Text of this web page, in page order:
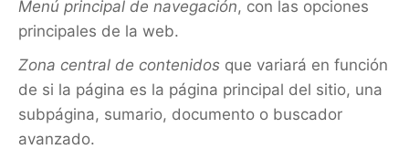
Menú principal de navegación, con las opciones
principales de la web.
Zona central de contenidos que variará en función
de si la página es la página principal del sitio, una
subpágina, sumario, documento o buscador
avanzado.